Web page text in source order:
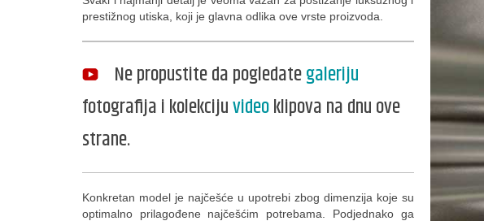
prestižnog utiska, koji je glavna odlika ove vrste proizvoda.
Ne propustite da pogledategaleriju
fotografija i kolekcijuvideoklipova na dnu ove
strane.
Konkretan model je najčešće u upotrebi zbog dimenzija koje su
optimalno prilagođene najčešćim potrebama. Podjednako ga